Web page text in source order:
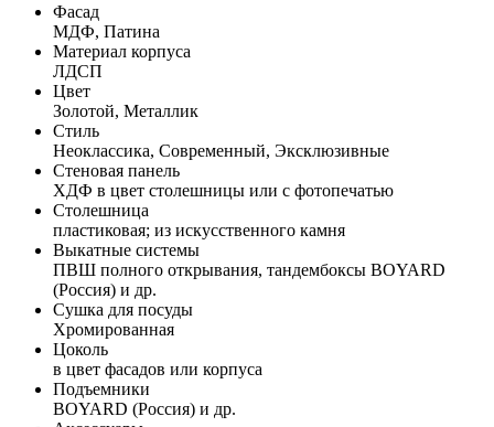
Фасад
МДФ, Патина
Материал корпуса
ЛДСП
Цвет
Золотой, Металлик
Стиль
Неоклассика, Современный, Эксклюзивные
Стеновая панель
ХДФ в цвет столешницы или с фотопечатью
Столешница
пластиковая; из искусственного камня
Выкатные системы
ПВШ полного открывания, тандембоксы BOYARD
(Россия) и др.
Сушка для посуды
Хромированная
Цоколь
в цвет фасадов или корпуса
Подъемники
BOYARD (Россия) и др.